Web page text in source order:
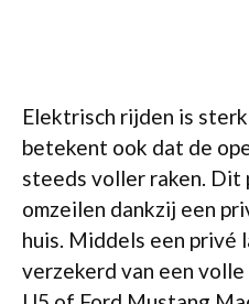
Elektrisch rijden is
betekent ook dat de
steeds voller raken. Dit
omzeilen dankzij een
huis. Middels een privé
verzekerd van een